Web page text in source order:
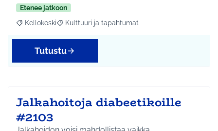
Etenee jatkoon
Rajaa tulokset aihepiirin mukaan: Kellokoski
Kellokoski Rajaa tulokset teeman mukaan: Kulttuuri ja
Kulttuuri ja tapahtumat
Tutustu
Jalkahoitoja diabeetikoille
#2103